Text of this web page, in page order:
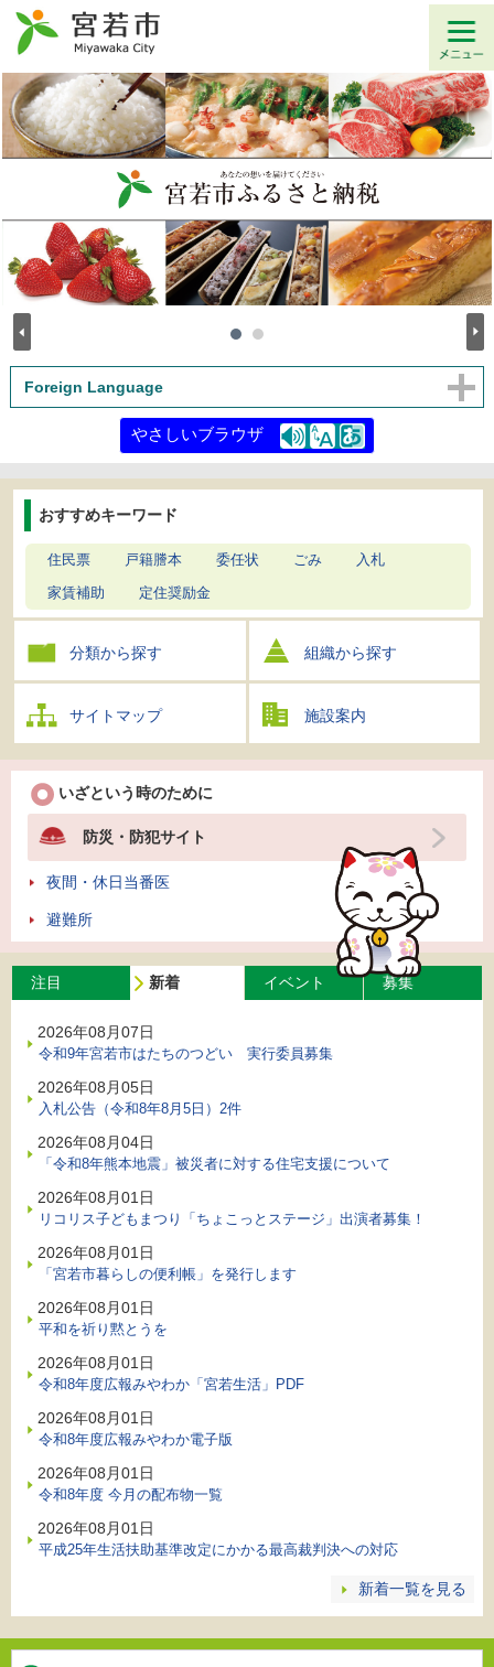
Foreign Language
やさしいブラウザ
おすすめキーワード
住民票 戸籍謄本 委任状 ごみ
入札
家賃補助
定住奨励金
分類から探す 組織から探す
サイトマップ 施設案内
いざという時のために
防災・防犯サイト
夜間・休日当番医
避難所
注目 新着 イベント 募集
2026年08月07日
令和9年宮若市はたちのつどい 実行委員募集
2026年08月05日
入札公告（令和8年8月5日）2件
2026年08月04日
「令和8年熊本地震」被災者に対する住宅支援について
2026年08月01日
リコリス子どもまつり「ちょこっとステージ」出演者募集！
2026年08月01日
「宮若市暮らしの便利帳」を発行します
2026年08月01日
平和を祈り黙とうを
2026年08月01日
令和8年度広報みやわか「宮若生活」PDF
2026年08月01日
令和8年度広報みやわか電子版
2026年08月01日
令和8年度 今月の配布物一覧
2026年08月01日
平成25年生活扶助基準改定にかかる最高裁判決への対応
新着一覧を見る